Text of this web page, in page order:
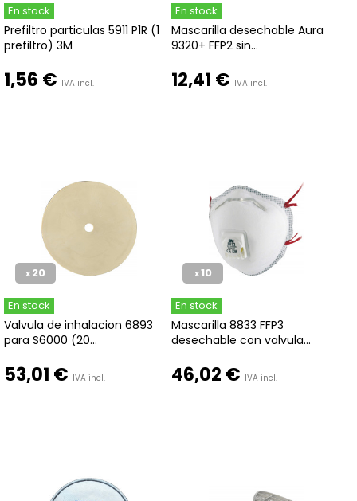
En stock
Prefiltro particulas 5911 P1R (1
prefiltro) 3M
1,56 € IVA incl.
En stock
Mascarilla desechable Aura
9320+ FFP2 sin...
12,41 € IVA incl.
x20
En stock
Valvula de inhalacion 6893
para S6000 (20...
53,01 € IVA incl.
x10
En stock
Mascarilla 8833 FFP3
desechable con valvula...
46,02 € IVA incl.